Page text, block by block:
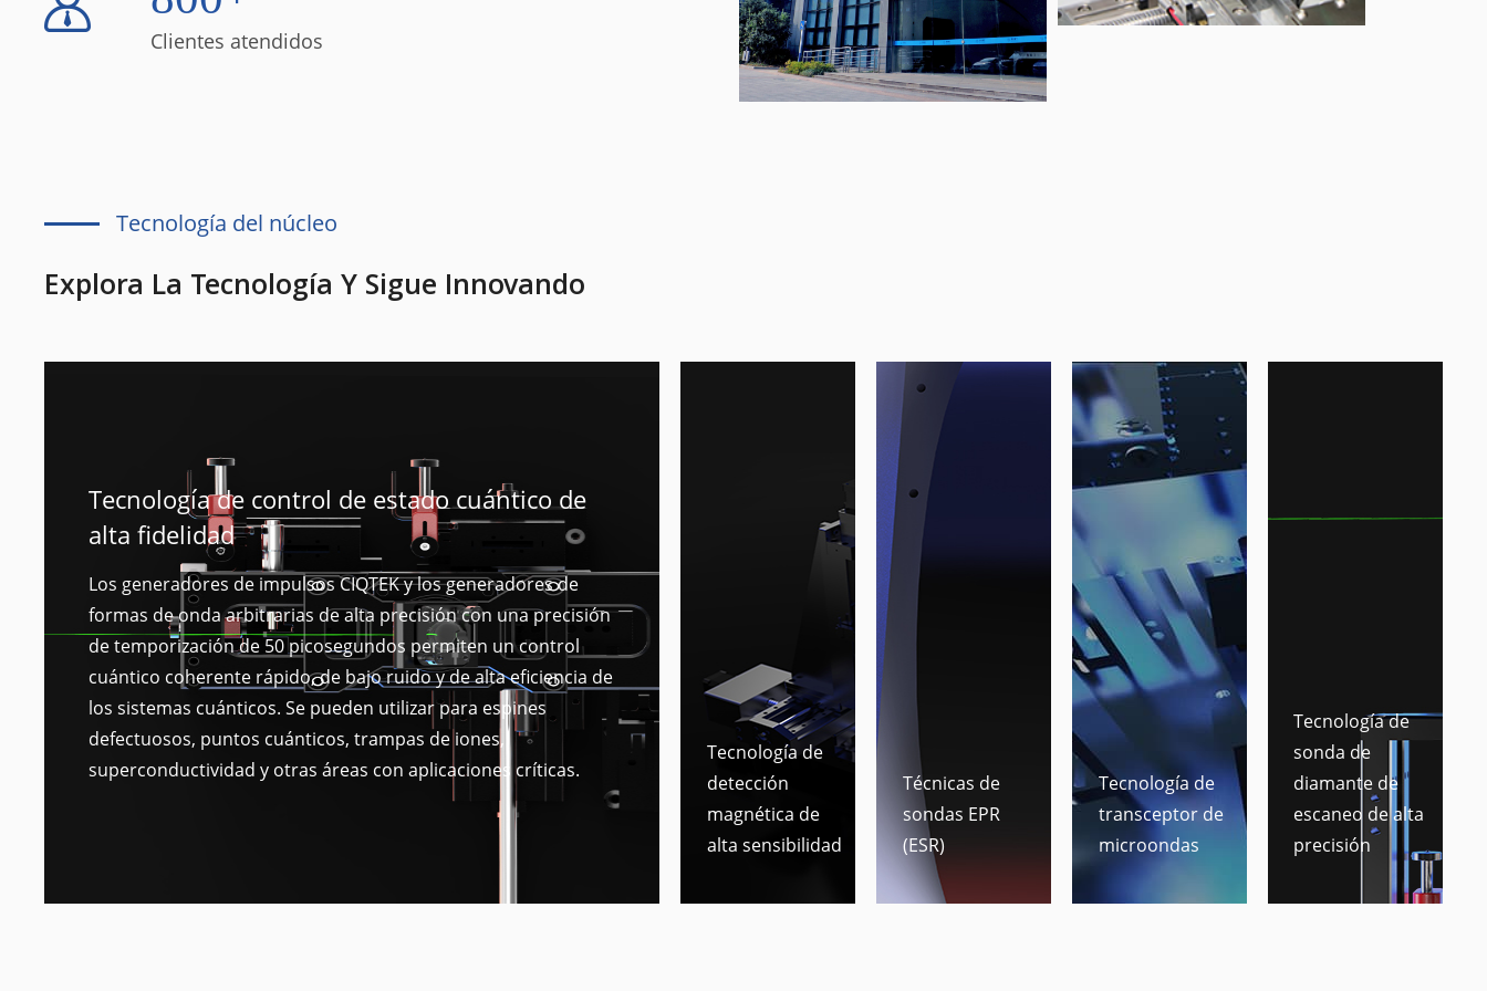
Clientes atendidos
Tecnología del núcleo
Explora La Tecnología Y Sigue Innovando
Tecnología de control de estado cuántico de
alta fidelidad
Los generadores de impulsos CIQTEK y los generadores de
formas de onda arbitrarias de alta precisión con una precisión
de temporización de 50 picosegundos permiten un control
cuántico coherente rápido, de bajo ruido y de alta eficiencia de
los sistemas cuánticos. Se pueden utilizar para espines
defectuosos, puntos cuánticos, trampas de iones,
superconductividad y otras áreas con aplicaciones críticas.
Tecnología de
detección
magnética de
alta sensibilidad
Técnicas de
sondas EPR
(ESR)
Tecnología de
transceptor de
microondas
Tecnología de
sonda de
diamante de
escaneo de alta
precisión